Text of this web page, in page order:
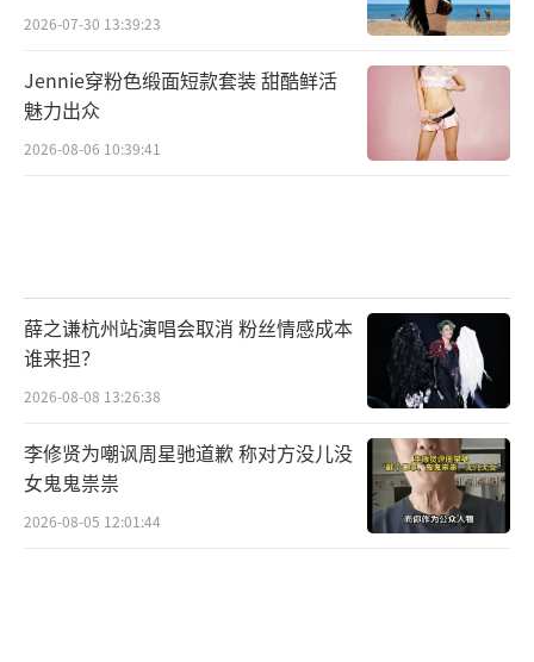
2026-07-30 13:39:23
Jennie穿粉色缎面短款套装 甜酷鲜活
魅力出众
2026-08-06 10:39:41
薛之谦杭州站演唱会取消 粉丝情感成本
谁来担？
2026-08-08 13:26:38
李修贤为嘲讽周星驰道歉 称对方没儿没
女鬼鬼祟祟
2026-08-05 12:01:44